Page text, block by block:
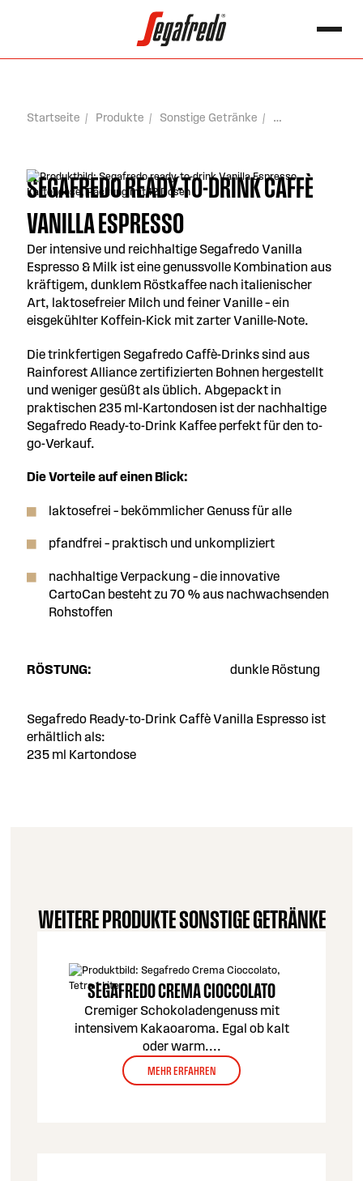
Startseite Produkte Sonstige Getränke
SEGAFREDO READY-TO-DRINK CAFFÈ
VANILLA ESPRESSO
Der intensive und reichhaltige Segafredo Vanilla
Espresso & Milk ist eine genussvolle Kombination aus
kräftigem, dunklem Röstkaffee nach italienischer
Art, laktosefreier Milch und feiner Vanille – ein
eisgekühlter Koffein-Kick mit zarter Vanille-Note.
Die trinkfertigen Segafredo Caffè-Drinks sind aus
Rainforest Alliance zertifizierten Bohnen hergestellt
und weniger gesüßt als üblich. Abgepackt in
praktischen 235 ml-Kartondosen ist der nachhaltige
Segafredo Ready-to-Drink Kaffee perfekt für den to-
go-Verkauf.
Die Vorteile auf einen Blick:
laktosefrei – bekömmlicher Genuss für alle
pfandfrei – praktisch und unkompliziert
nachhaltige Verpackung – die innovative
CartoCan besteht zu 70 % aus nachwachsenden
Rohstoffen
RÖSTUNG: dunkle Röstung
Segafredo Ready-to-Drink Caffè Vanilla Espresso ist
erhältlich als:
235 ml Kartondose
WEITERE PRODUKTE SONSTIGE GETRÄNKE
SEGAFREDO CREMA CIOCCOLATO
Cremiger Schokoladengenuss mit
intensivem Kakaoaroma. Egal ob kalt
oder warm....
MEHR ERFAHREN